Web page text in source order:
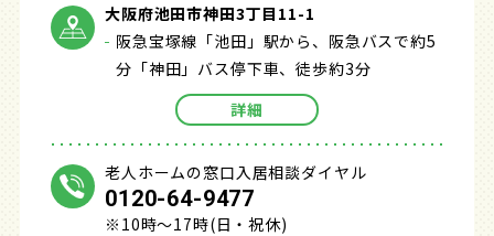
大阪府池田市神田3丁目11-1
阪急宝塚線「池田」駅から、阪急バスで約5
分「神田」バス停下車、徒歩約3分
詳細
老人ホームの窓口入居相談ダイヤル
0120-64-9477
※10時～17時(日・祝休)